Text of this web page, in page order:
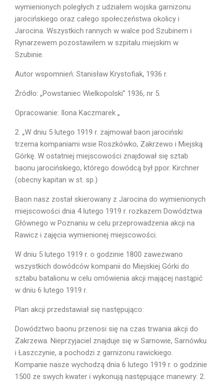
wymienionych poległych z udziałem wojska garnizonu
jarocińskiego oraz całego społeczeństwa okolicy i
Jarocina. Wszystkich rannych w walce pod Szubinem i
Rynarzewem pozostawiłem w szpitalu miejskim w
Szubinie.
Autor wspomnień: Stanisław Krystofiak, 1936 r.
Źródło: „Powstaniec Wielkopolski” 1936, nr 5.
Opracowanie: Ilona Kaczmarek „
2. „W dniu 5 lutego 1919 r. zajmował baon jarociński
trzema kompaniami wsie Roszkówko, Zakrzewo i Miejską
Górkę. W ostatniej miejscowości znajdował się sztab
baonu jarocińskiego, którego dowódcą był ppor. Kirchner
(obecny kapitan w st. sp.)
Baon nasz został skierowany z Jarocina do wymienionych
miejscowości dnia 4 lutego 1919 r. rozkazem Dowództwa
Głównego w Poznaniu w celu prze­prowadzenia akcji na
Rawicz i zajęcia wymienionej miejscowości.
W dniu 5 lutego 1919 r. o godzinie 1800 zawezwano
wszystkich dowódców kompanii do Miejskiej Górki do
sztabu batalionu w celu omówienia akcji mającej nastąpić
w dniu 6 lutego 1919 r.
Plan akcji przedstawiał się następująco:
Dowództwo baonu przenosi się na czas trwania akcji do
Zakrzewa. Nieprzyjaciel znajduje się w Sarnowie, Sarnówku
i Łaszczynie, a pochodzi z garnizonu rawickiego.
Kompanie nasze wychodzą dnia 6 lutego 1919 r. o godzinie
1500 ze swych kwater i wykonują następujące manewry: 2.